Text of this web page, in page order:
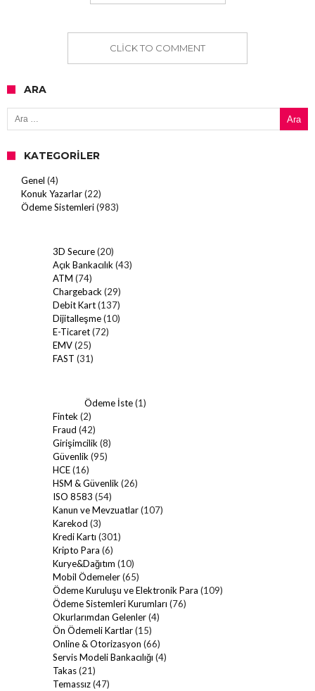
CLICK TO COMMENT
ARA
Arama:
KATEGORILER
Genel (4)
Konuk Yazarlar(22)
Ödeme Sistemleri(983)
3D Secure(20)
Açık Bankacılık(43)
ATM (74)
Chargeback(29)
Debit Kart(137)
Dijitalleşme(10)
E-Ticaret(72)
EMV(25)
FAST (31)
Ödeme İste(1)
Fintek(2)
Fraud (42)
Girişimcilik(8)
Güvenlik(95)
HCE(16)
HSM & Güvenlik(26)
ISO 8583 (54)
Kanun ve Mevzuatlar(107)
Karekod (3)
Kredi Kartı (301)
Kripto Para (6)
Kurye&Dağıtım (10)
Mobil Ödemeler(65)
Ödeme Kuruluşu ve Elektronik Para (109)
Ödeme Sistemleri Kurumları (76)
Okurlarımdan Gelenler(4)
Ön Ödemeli Kartlar(15)
Online & Otorizasyon (66)
Servis Modeli Bankacılığı (4)
Takas(21)
Temassız(47)